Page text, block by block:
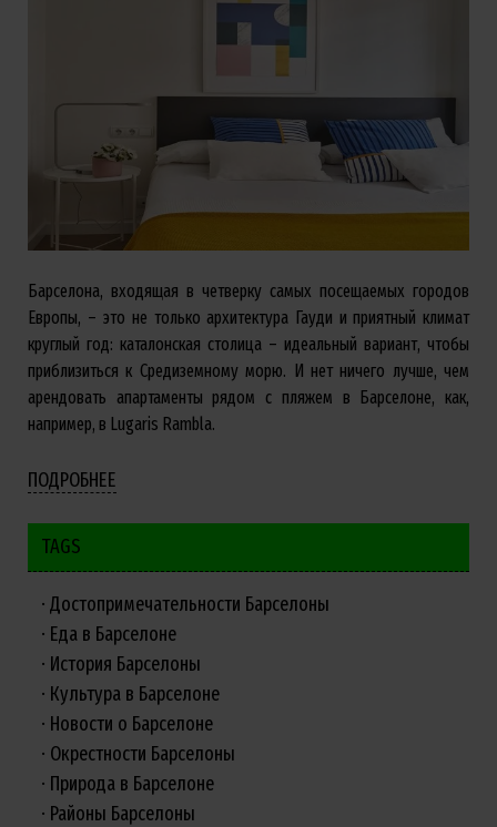
Барселона, входящая в четверку самых посещаемых городов
Европы, – это не только архитектура Гауди и приятный климат
круглый год: каталонская столица – идеальный вариант, чтобы
приблизиться к Средиземному морю. И нет ничего лучше, чем
арендовать апартаменты рядом с пляжем в Барселоне, как,
например, в Lugaris Rambla.
ПОДРОБНЕЕ
TAGS
Достопримечательности Барселоны
Еда в Барселоне
История Барселоны
Культура в Барселоне
Новости о Барселоне
Окрестности Барселоны
Природа в Барселоне
Районы Барселоны